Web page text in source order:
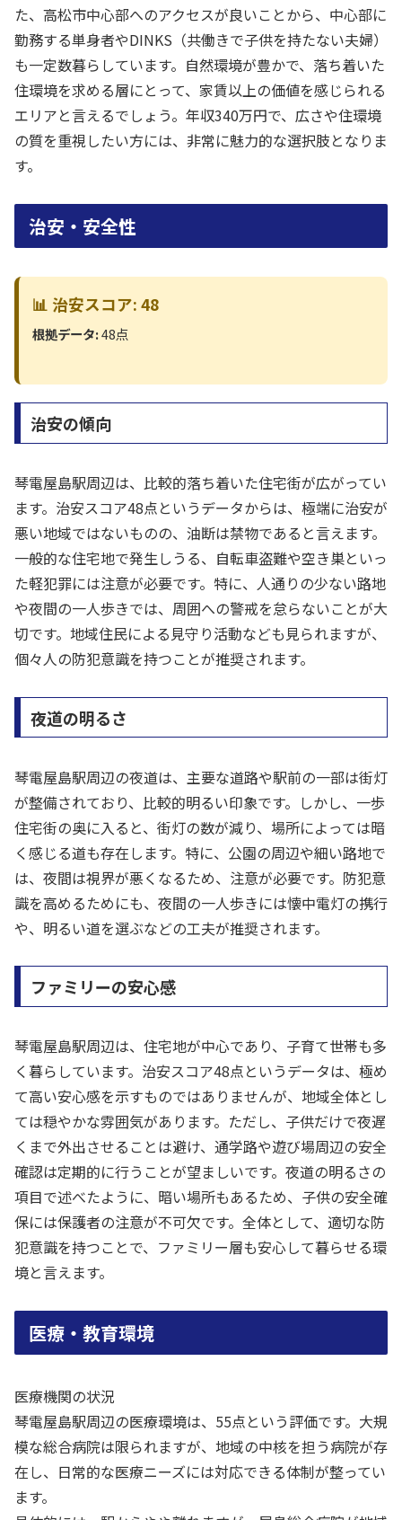
た、高松市中心部へのアクセスが良いことから、中心部に
勤務する単身者やDINKS（共働きで子供を持たない夫婦）
も一定数暮らしています。自然環境が豊かで、落ち着いた
住環境を求める層にとって、家賃以上の価値を感じられる
エリアと言えるでしょう。年収340万円で、広さや住環境
の質を重視したい方には、非常に魅力的な選択肢となりま
す。
治安・安全性
📊 治安スコア: 48
根拠データ:48点
治安の傾向
琴電屋島駅周辺は、比較的落ち着いた住宅街が広がってい
ます。治安スコア48点というデータからは、極端に治安が
悪い地域ではないものの、油断は禁物であると言えます。
一般的な住宅地で発生しうる、自転車盗難や空き巣といっ
た軽犯罪には注意が必要です。特に、人通りの少ない路地
や夜間の一人歩きでは、周囲への警戒を怠らないことが大
切です。地域住民による見守り活動なども見られますが、
個々人の防犯意識を持つことが推奨されます。
夜道の明るさ
琴電屋島駅周辺の夜道は、主要な道路や駅前の一部は街灯
が整備されており、比較的明るい印象です。しかし、一歩
住宅街の奥に入ると、街灯の数が減り、場所によっては暗
く感じる道も存在します。特に、公園の周辺や細い路地で
は、夜間は視界が悪くなるため、注意が必要です。防犯意
識を高めるためにも、夜間の一人歩きには懐中電灯の携行
や、明るい道を選ぶなどの工夫が推奨されます。
ファミリーの安心感
琴電屋島駅周辺は、住宅地が中心であり、子育て世帯も多
く暮らしています。治安スコア48点というデータは、極め
て高い安心感を示すものではありませんが、地域全体とし
ては穏やかな雰囲気があります。ただし、子供だけで夜遅
くまで外出させることは避け、通学路や遊び場周辺の安全
確認は定期的に行うことが望ましいです。夜道の明るさの
項目で述べたように、暗い場所もあるため、子供の安全確
保には保護者の注意が不可欠です。全体として、適切な防
犯意識を持つことで、ファミリー層も安心して暮らせる環
境と言えます。
医療・教育環境
医療機関の状況
琴電屋島駅周辺の医療環境は、55点という評価です。大規
模な総合病院は限られますが、地域の中核を担う病院が存
在し、日常的な医療ニーズには対応できる体制が整ってい
ます。